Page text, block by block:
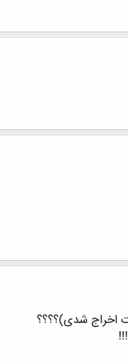
اخراج شدی)؟؟؟؟